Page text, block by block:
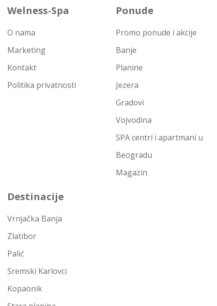
Welness-Spa
O nama
Marketing
Kontakt
Politika privatnosti
Ponude
Promo ponude i akcije
Banje
Planine
Jezera
Gradovi
Vojvodina
SPA centri i apartmani u
Beogradu
Magazin
Destinacije
Vrnjačka Banja
Zlatibor
Palić
Sremski Karlovci
Kopaonik